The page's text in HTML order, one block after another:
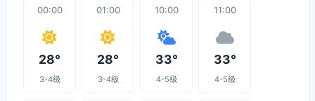
00:00
28°
3-4级
01:00
28°
3-4级
10:00
33°
4-5级
11:00
33°
4-5级